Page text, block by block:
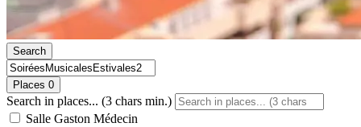
Search
Places 0
Search in places... (3 chars min.)
Salle Gaston Médecin